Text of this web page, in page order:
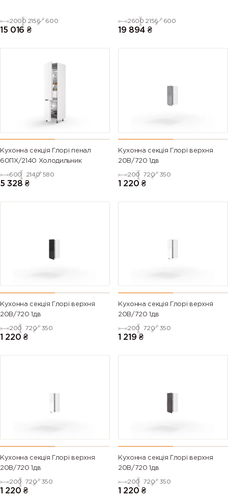
2000 2156 600
15 016 ₴
2600 2156 600
19 894 ₴
Кухонна секція Глорі пенал
60ПХ/2140 Холодильник
600 2140 580
5 328 ₴
Кухонна секція Глорі верхня
20В/720 1дв
200 720 350
1 220 ₴
Кухонна секція Глорі верхня
20В/720 1дв
200 720 350
1 220 ₴
Кухонна секція Глорі верхня
20В/720 1дв
200 720 350
1 219 ₴
Кухонна секція Глорі верхня
20В/720 1дв
200 720 350
1 220 ₴
Кухонна секція Глорі верхня
20В/720 1дв
200 720 350
1 220 ₴